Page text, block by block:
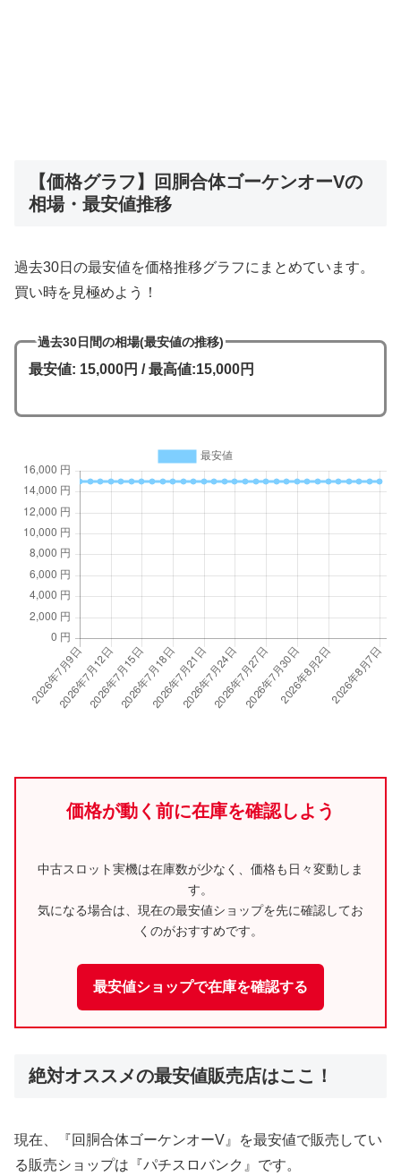
【価格グラフ】回胴合体ゴーケンオーVの
相場・最安値推移
過去30日の最安値を価格推移グラフにまとめています。
買い時を見極めよう！
過去30日間の相場(最安値の推移)
最安値: 15,000円 / 最高値:15,000円
価格が動く前に在庫を確認しよう
中古スロット実機は在庫数が少なく、価格も日々変動しま
す。
気になる場合は、現在の最安値ショップを先に確認してお
くのがおすすめです。
最安値ショップで在庫を確認する
絶対オススメの最安値販売店はここ！
現在、『回胴合体ゴーケンオーV』を最安値で販売してい
る販売ショップは『パチスロバンク』です。